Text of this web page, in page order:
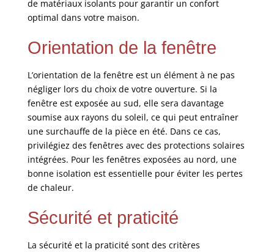
de matériaux isolants pour garantir un confort
optimal dans votre maison.
Orientation de la fenêtre
L’orientation de la fenêtre est un élément à ne pas
négliger lors du choix de votre ouverture. Si la
fenêtre est exposée au sud, elle sera davantage
soumise aux rayons du soleil, ce qui peut entraîner
une surchauffe de la pièce en été. Dans ce cas,
privilégiez des fenêtres avec des protections solaires
intégrées. Pour les fenêtres exposées au nord, une
bonne isolation est essentielle pour éviter les pertes
de chaleur.
Sécurité et praticité
La sécurité et la praticité sont des critères